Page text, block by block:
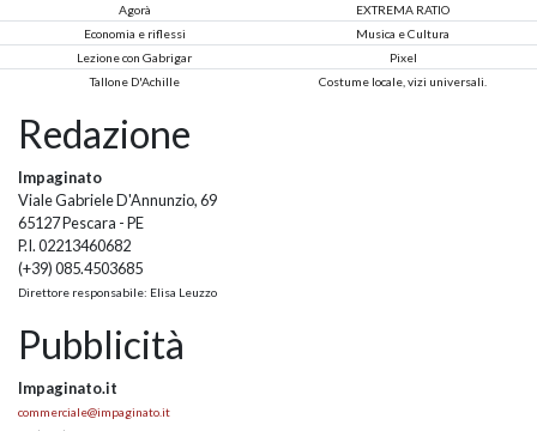
Agorà
EXTREMA RATIO
Economia e riflessi
Musica e Cultura
Lezione con Gabrigar
Pixel
Tallone D'Achille
Costume locale, vizi universali.
Redazione
Impaginato
Viale Gabriele D'Annunzio, 69
65127 Pescara - PE
P.I. 02213460682
(+39) 085.4503685
Direttore responsabile: Elisa Leuzzo
Pubblicità
Impaginato.it
commerciale@impaginato.it